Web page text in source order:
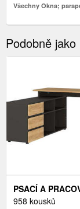
Všechny Okna;
Podobně
PSACÍ A
STOLY
958 kousků